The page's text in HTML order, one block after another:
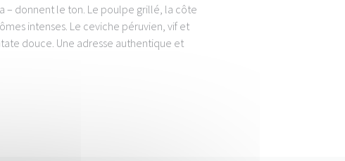
– donnent le ton. Le poulpe grillé, la côte
intenses. Le ceviche péruvien, vif et
douce. Une adresse authentique et